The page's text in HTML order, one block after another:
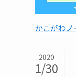
かこがわノ
2020
1/30